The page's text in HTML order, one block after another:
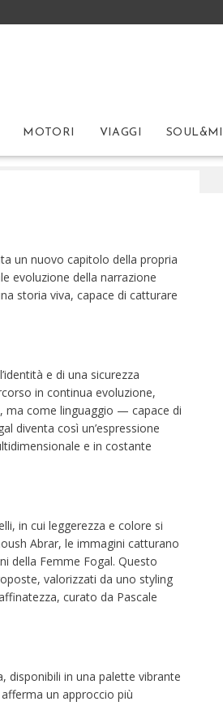
MOTORI VIAGGI
un nuovo capitolo della propria
evoluzione della narrazione
storia viva, capace di catturare
e di una sicurezza
in continua evoluzione,
ma come linguaggio — capace di
diventa così un’espressione
e in costante
in cui leggerezza e colore si
Abrar, le immagini catturano
della Femme Fogal. Questo
valorizzati da uno styling
curato da Pascale
disponibili in una palette vibrante
un approccio più